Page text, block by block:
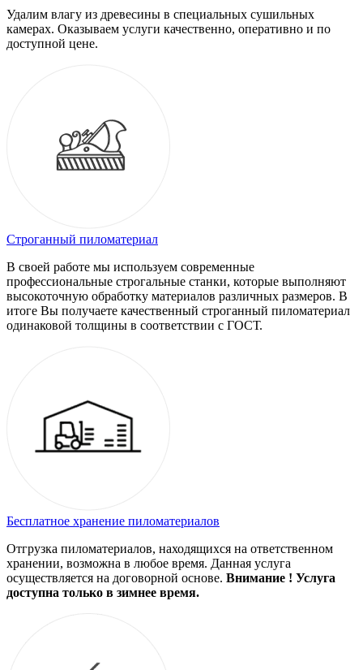
Удалим влагу из древесины в специальных сушильных
камерах. Оказываем услуги качественно, оперативно и по
доступной цене.
Строганный пиломатериал
В своей работе мы используем современные
профессиональные строгальные станки, которые выполняют
высокоточную обработку материалов различных размеров. В
итоге Вы получаете качественный строганный пиломатериал
одинаковой толщины в соответствии с ГОСТ.
Бесплатное хранение пиломатериалов
Отгрузка пиломатериалов, находящихся на ответственном
хранении, возможна в любое время. Данная услуга
осуществляется на договорной основе. Внимание ! Услуга
доступна только в зимнее время.